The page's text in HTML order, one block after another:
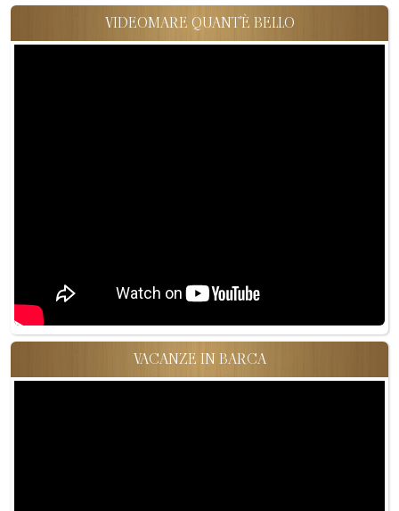
VIDEOMARE QUANT'È BELLO
VACANZE IN BARCA